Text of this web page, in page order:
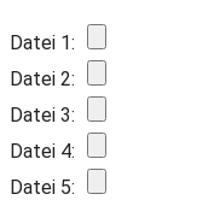
Datei 1:
Datei 2:
Datei 3:
Datei 4:
Datei 5: